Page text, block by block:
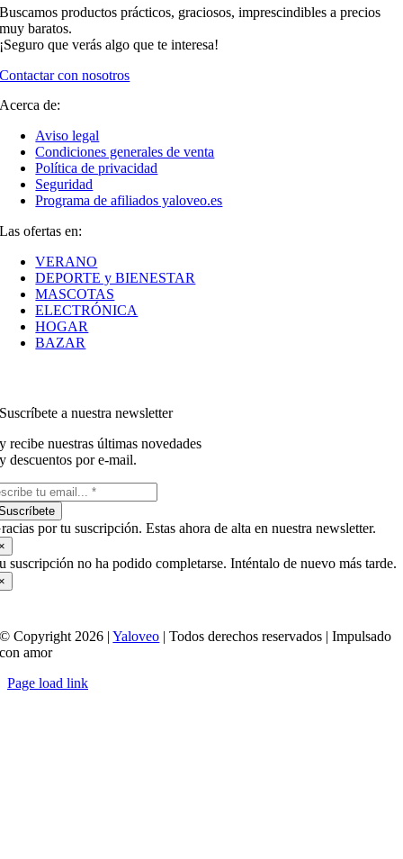
Buscamos productos prácticos, graciosos, imprescindibles a precios
muy baratos.
¡Seguro que verás algo que te interesa!
Contactar con nosotros
Acerca de:
Aviso legal
Condiciones generales de venta
Política de privacidad
Seguridad
Programa de afiliados yaloveo.es
Las ofertas en:
VERANO
DEPORTE y BIENESTAR
MASCOTAS
ELECTRÓNICA
HOGAR
BAZAR
Suscríbete a nuestra newsletter
y recibe nuestras últimas novedades
y descuentos por e-mail.
por tu suscripción. Estas ahora de alta en nuestra newsletter.
suscripción no ha podido completarse. Inténtalo de nuevo más tarde.
© Copyright 2026 |Yaloveo | Todos derechos reservados | Impulsado
con amor
Page load link